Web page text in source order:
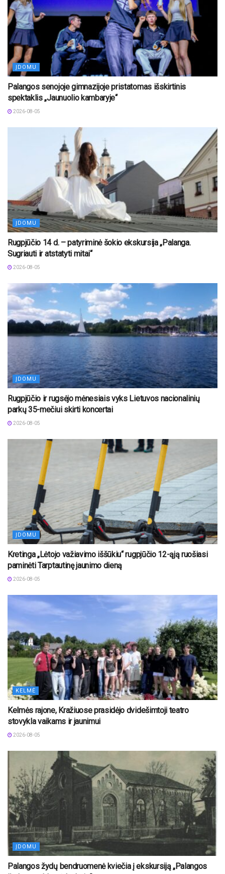
ĮDOMU
Palangos senojoje gimnazijoje pristatomas išskirtinis
spektaklis „Jaunuolio kambaryje“
2026-08-05
ĮDOMU
Rugpjūčio 14 d. – patyriminė šokio ekskursija „Palanga.
Sugriauti ir atstatyti mitai“
2026-08-05
ĮDOMU
Rugpjūčio ir rugsėjo mėnesiais vyks Lietuvos nacionalinių
parkų 35-mečiui skirti koncertai
2026-08-05
ĮDOMU
Kretinga „Lėtojo važiavimo iššūkiu“ rugpjūčio 12-ąją ruošiasi
paminėti Tarptautinę jaunimo dieną
2026-08-05
KELMĖ
Kelmės rajone, Kražiuose prasidėjo dvidešimtoji teatro
stovykla vaikams ir jaunimui
2026-08-05
ĮDOMU
Palangos žydų bendruomenė kviečia į ekskursiją „Palangos